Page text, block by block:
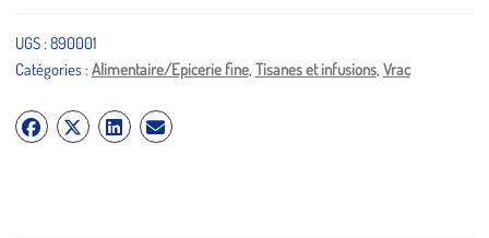
1g
(en
-
UGS : 890001
Catégories : Alimentaire/Epicerie fine, Tisanes et infusions, Vrac